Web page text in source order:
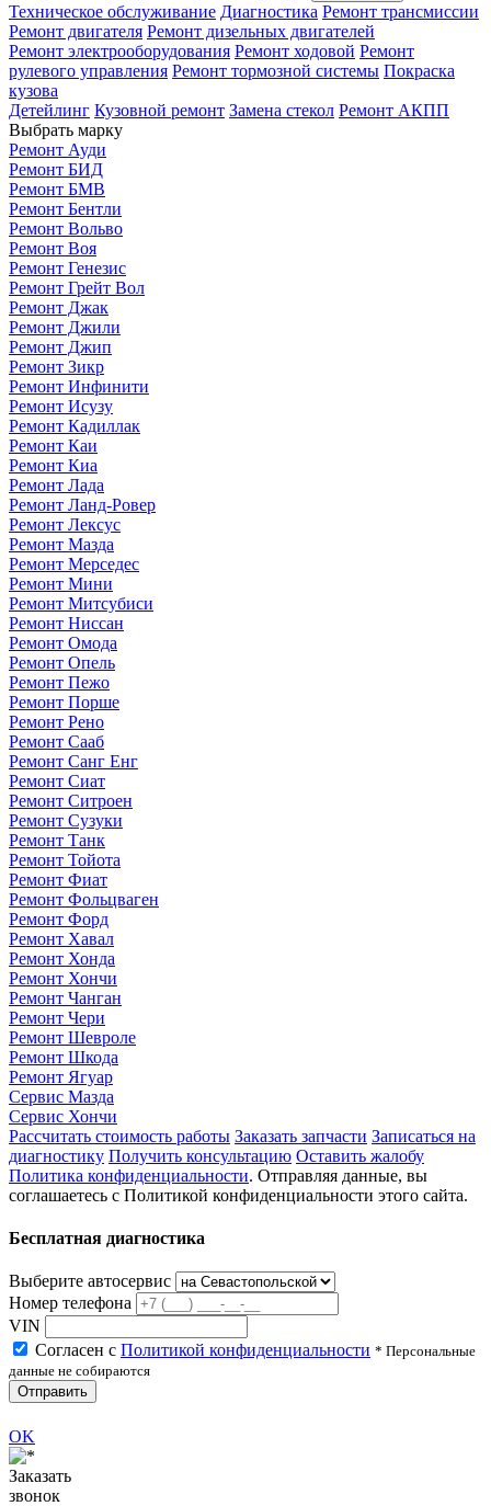
Техническое обслуживание Диагностика Ремонт трансмиссии
Ремонт двигателя Ремонт дизельных двигателей
Ремонт электрооборудования Ремонт ходовой Ремонт
рулевого управления Ремонт тормозной системы Покраска
кузова
Детейлинг Кузовной ремонт Замена стекол Ремонт АКПП
Выбрать марку
Ремонт Ауди
Ремонт БИД
Ремонт БМВ
Ремонт Бентли
Ремонт Вольво
Ремонт Воя
Ремонт Генезис
Ремонт Грейт Вол
Ремонт Джак
Ремонт Джили
Ремонт Джип
Ремонт Зикр
Ремонт Инфинити
Ремонт Исузу
Ремонт Кадиллак
Ремонт Каи
Ремонт Киа
Ремонт Лада
Ремонт Ланд-Ровер
Ремонт Лексус
Ремонт Мазда
Ремонт Мерседес
Ремонт Мини
Ремонт Митсубиси
Ремонт Ниссан
Ремонт Омода
Ремонт Опель
Ремонт Пежо
Ремонт Порше
Ремонт Рено
Ремонт Сааб
Ремонт Санг Енг
Ремонт Сиат
Ремонт Ситроен
Ремонт Сузуки
Ремонт Танк
Ремонт Тойота
Ремонт Фиат
Ремонт Фольцваген
Ремонт Форд
Ремонт Хавал
Ремонт Хонда
Ремонт Хончи
Ремонт Чанган
Ремонт Чери
Ремонт Шевроле
Ремонт Шкода
Ремонт Ягуар
Сервис Мазда
Сервис Хончи
Рассчитать стоимость работы Заказать запчасти Записаться на
диагностику Получить консультацию Оставить жалобу
Политика конфиденциальности. Отправляя данные, вы
соглашаетесь с Политикой конфиденциальности этого сайта.
Бесплатная диагностика
Выберите автосервис
Номер телефона
VIN
Согласен с Политикой конфиденциальности * Персональные
данные не собираются
Отправить
OK
Заказать
звонок